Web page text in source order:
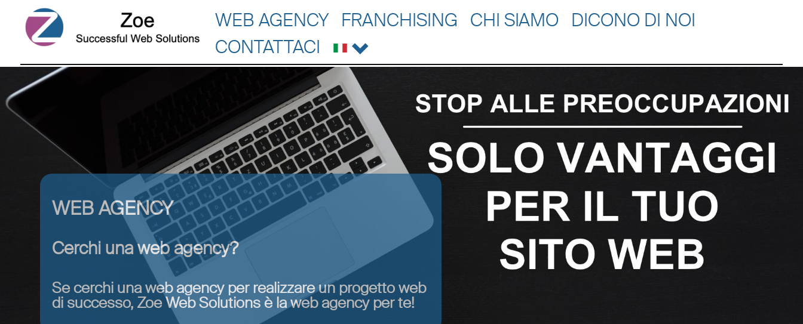
WEB AGENCY FRANCHISING CHI SIAMO
DICONO DI NOI
CONTATTACI
WEB AGENCY
Cerchi una web agency?
Se cerchi una web agency per realizzare un progetto web
di successo, Zoe Web Solutions è la web agency per te!